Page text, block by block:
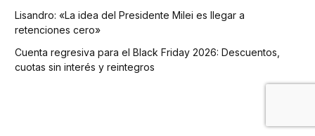
Lisandro: «La idea del Presidente Milei es llegar a
retenciones cero»
Cuenta regresiva para el Black Friday 2026: Descuentos,
cuotas sin interés y reintegros